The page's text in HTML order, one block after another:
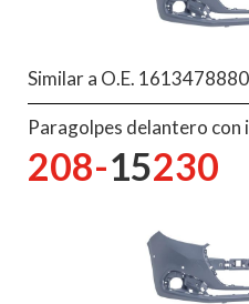
Similar a O.E. 1613478880
Paragolpes delantero con
208-15230